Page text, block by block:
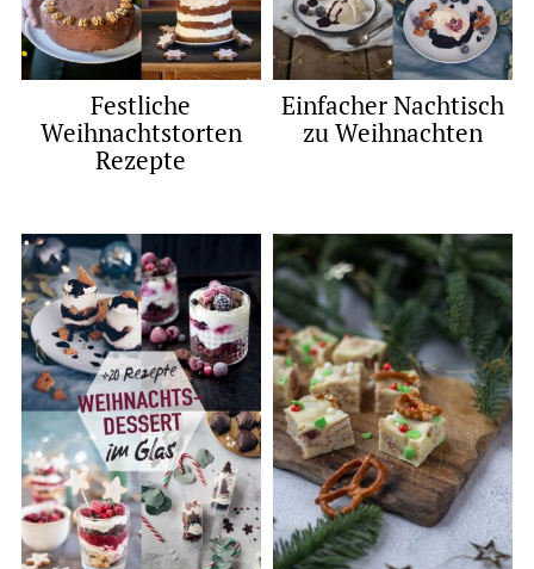
Festliche
Weihnachtstorten
Rezepte
Einfacher Nachtisch
zu Weihnachten